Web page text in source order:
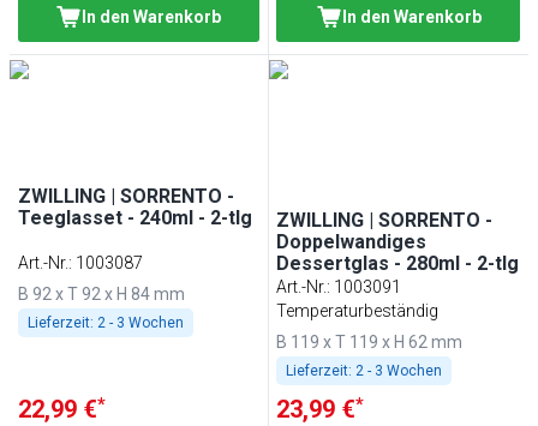
In den Warenkorb In den Warenkorb
ZWILLING | SORRENTO -
Teeglasset - 240ml - 2-tlg
Art.-Nr.: 1003087
B 92 x T 92 x H 84 mm
Lieferzeit: 2 - 3 Wochen
22,99 €*
ZWILLING | SORRENTO -
Doppelwandiges
Dessertglas - 280ml - 2-tlg
Art.-Nr.: 1003091
Temperaturbeständig
B 119 x T 119 x H 62 mm
Lieferzeit: 2 - 3 Wochen
23,99 €*